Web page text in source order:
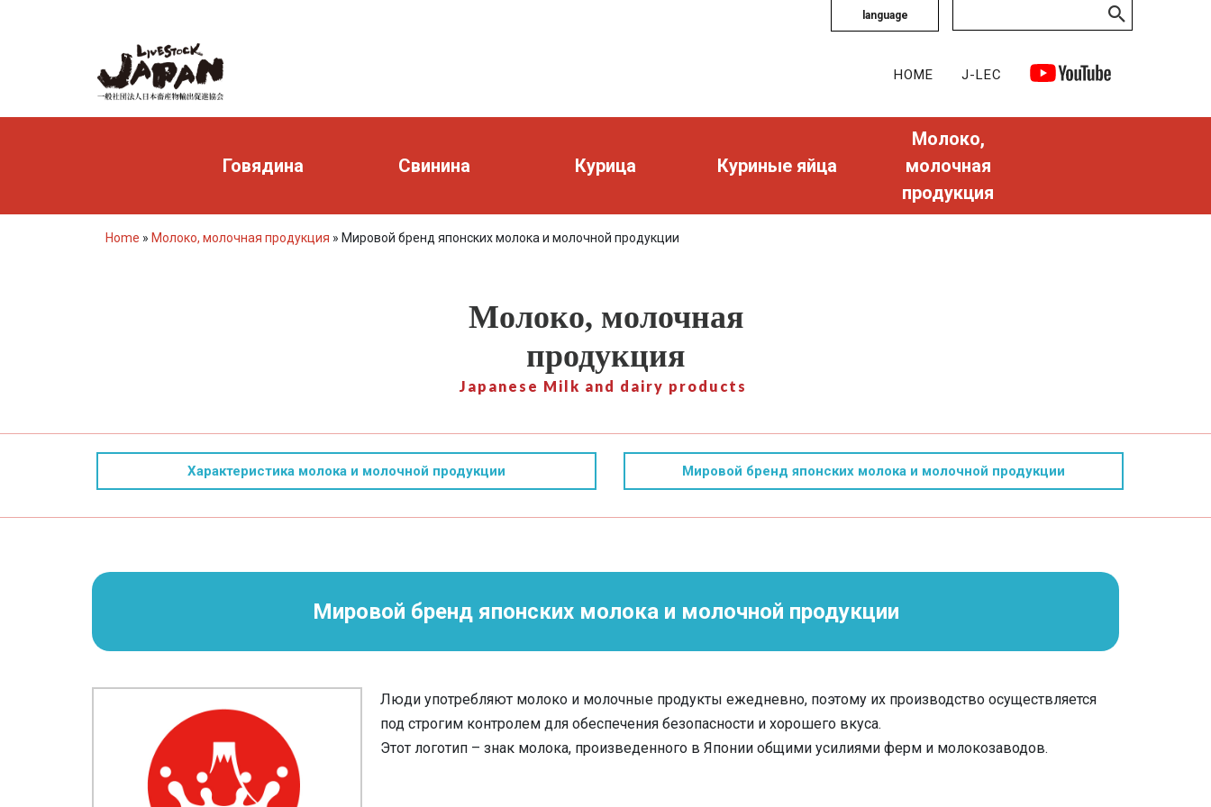
language
HOME J-LEC
Говядина Свинина Курица Куриные яйца
Молоко,
молочная
продукция
Home » Молоко, молочная продукция » Мировой бренд японских молока и молочной продукции
Молоко, молочная
продукция
Japanese Milk and dairy products
Характеристика молока и молочной продукции Мировой бренд японских молока и молочной продукции
Мировой бренд японских молока и молочной продукции
Люди употребляют молоко и молочные продукты ежедневно, поэтому их производство осуществляется
под строгим контролем для обеспечения безопасности и хорошего вкуса.
Этот логотип – знак молока, произведенного в Японии общими усилиями ферм и молокозаводов.